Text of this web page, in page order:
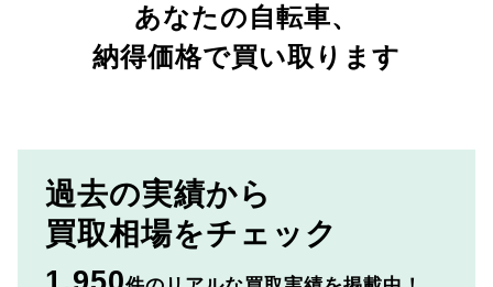
あなたの自転車、
納得価格で買い取ります
過去の実績から
買取相場をチェック